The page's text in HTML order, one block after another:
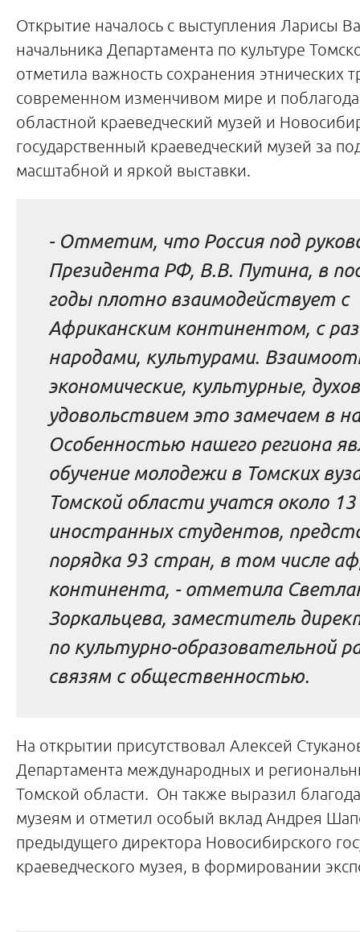
Открытие началось с выступления Ларисы
начальника Департамента по культуре
отметила важность сохранения этнических
современном изменчивом мире и
областной краеведческий музей и
государственный краеведческий музей за
масштабной и яркой выставки.
- Отметим, что Россия под
Президента РФ, В.В. Путина, в
годы плотно взаимодействует с
Африканским континентом, с
народами, культурами.
экономические, культурные,
удовольствием это замечаем в
Особенностью нашего региона
обучение молодежи в Томских
Томской области учатся около
иностранных студентов,
порядка 93 стран, в том числе
континента, - отметила
Зоркальцева, заместитель
по культурно-образовательной
связям с общественностью.
На открытии присутствовал Алексей
Департамента международных и
Томской области. Он также выразил
музеям и отметил особый вклад Андрея
предыдущего директора Новосибирского
краеведческого музея, в формировании